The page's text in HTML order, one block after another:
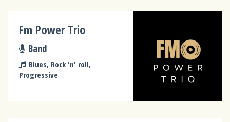
Fm Power Trio
Band
Blues, Rock 'n' roll,
Progressive